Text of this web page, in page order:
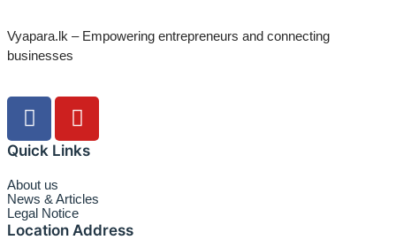
Vyapara.lk – Empowering entrepreneurs and connecting
businesses
Quick Links
About us
News & Articles
Legal Notice
Location Address